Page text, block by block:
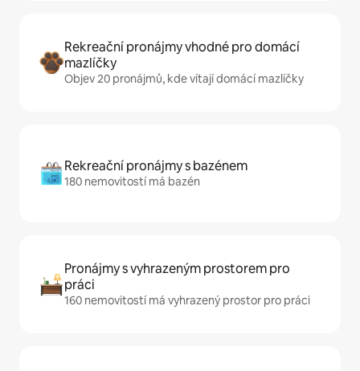
Rekreační pronájmy vhodné pro domácí
mazlíčky
Objev 20 pronájmů, kde vítají domácí mazlíčky
Rekreační pronájmy s bazénem
180 nemovitostí má bazén
Pronájmy s vyhrazeným prostorem pro
práci
160 nemovitostí má vyhrazený prostor pro práci